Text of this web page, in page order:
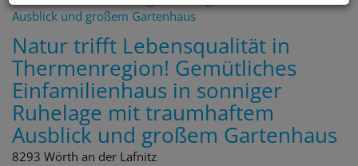
Natur trifft Lebensqualität in
Thermenregion! Gemütliches
Einfamilienhaus in sonniger
Ruhelage mit traumhaftem
Ausblick und großem Gartenhaus
8293 Wörth an der Lafnitz